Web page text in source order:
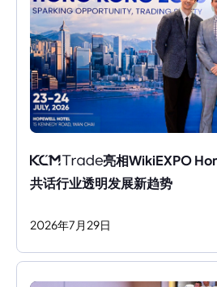
亮相WikiEXPO
共话行业透明发展新趋势
2026年7 月 29日